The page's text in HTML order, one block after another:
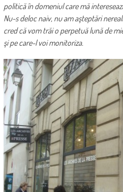
politică în domeniul care mă
Nu-s deloc naiv, nu am aşteptări
cred că vom trăi o perpetuă lună de
şi pe care-l voi monitoriza.